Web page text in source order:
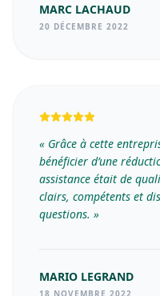
MARC LACHAUD
20 DÉCEMBRE 2022
« Grâce à cette
bénéficier d’une
assistance était de
clairs, compétents et
questions. »
MARIO LEGRAND
18 NOVEMBRE 2022